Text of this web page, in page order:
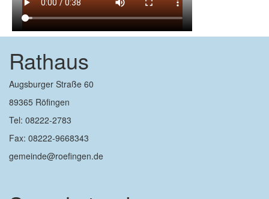
Rathaus
Augsburger Straße 60
89365 Röfingen
Tel: 08222-2783
Fax: 08222-9668343
gemeinde@roefingen.de